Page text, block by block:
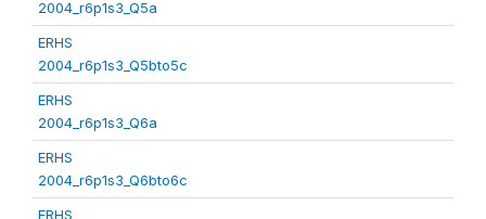
2004_r6p1s3_Q5a
ERHS
2004_r6p1s3_Q5bto5c
ERHS
2004_r6p1s3_Q6a
ERHS
2004_r6p1s3_Q6bto6c
ERHS